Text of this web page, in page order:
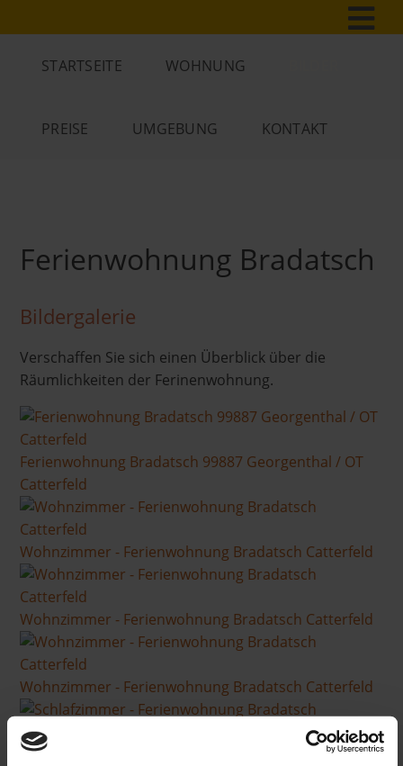
STARTSEITE WOHNUNG
PREISE UMGEBUNG KONTAKT
Ferienwohnung Bradatsch
Bildergalerie
Verschaffen Sie sich einen Überblick über die
Räumlichkeiten der Ferinenwohnung.
Ferienwohnung Bradatsch 99887 Georgenthal / OT
Catterfeld
Wohnzimmer - Ferienwohnung Bradatsch Catterfeld
Wohnzimmer - Ferienwohnung Bradatsch Catterfeld
Wohnzimmer - Ferienwohnung Bradatsch Catterfeld
Schlafzimmer - Ferienwohnung Bradatsch Catterfeld